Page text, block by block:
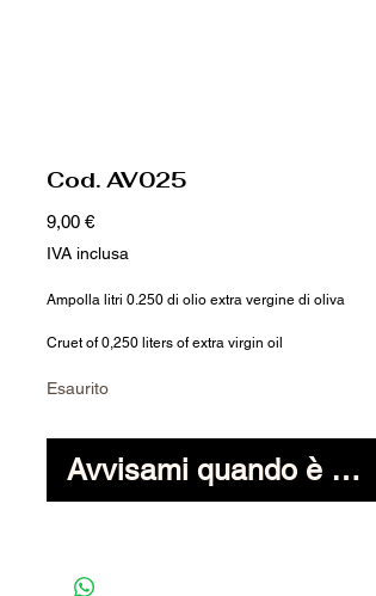
Cod. AV025
9,00 €Prezzo
IVA inclusa
Ampolla litri 0.250 di olio extra vergine di oliva
Cruet of 0,250 liters of extra virgin oil
Esaurito
Avvisami quando è